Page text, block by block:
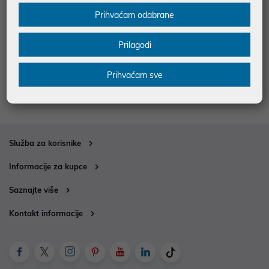
Adapter USB C (M) - HDMI (Ž) 4K
UHD 60Hz Tech-Protect UltraBo
ost
Dodatnih -5% uz PROMO KOD
Kabel USB C - HDMI 4K 60Hz 2m
Tech-Protect, crni
16,00 €
Dodatnih -5% uz PROMO KOD
Služba za korisnike
Informacije za kupce
Saznajte više
Kontakt informacije
Prihvaćam odabrane
Prilagodi
Prihvaćam sve